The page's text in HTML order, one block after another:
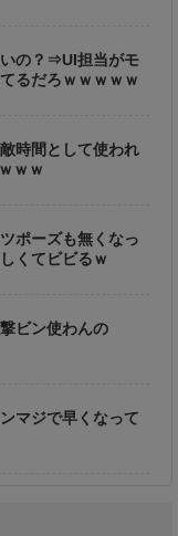
いの？⇒UI担当がモ
るだろｗｗｗｗｗ
時間として使われ
ｗｗ
ポーズも無くなっ
くてビビるｗ
ビン使わんの
マジで早くなって